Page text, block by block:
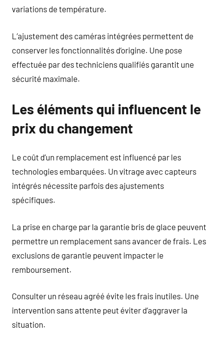
variations de température.
L’ajustement des caméras intégrées permettent de
conserver les fonctionnalités d’origine. Une pose
effectuée par des techniciens qualifiés garantit une
sécurité maximale.
Les éléments qui influencent le
prix du changement
Le coût d’un remplacement est influencé par les
technologies embarquées. Un vitrage avec capteurs
intégrés nécessite parfois des ajustements
spécifiques.
La prise en charge par la garantie bris de glace peuvent
permettre un remplacement sans avancer de frais. Les
exclusions de garantie peuvent impacter le
remboursement.
Consulter un réseau agréé évite les frais inutiles. Une
intervention sans attente peut éviter d’aggraver la
situation.